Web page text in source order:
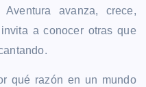
avanza, crece,
a conocer otras que
qué razón en un mundo